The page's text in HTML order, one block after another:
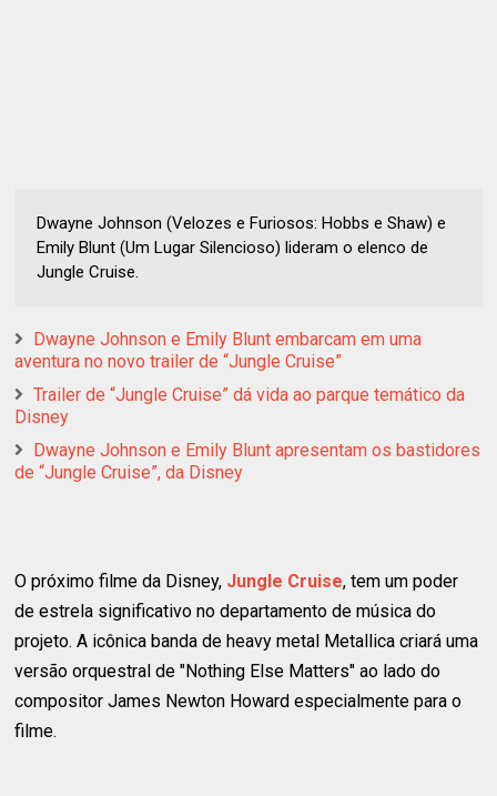
Dwayne Johnson (Velozes e Furiosos: Hobbs e Shaw) e
Emily Blunt (Um Lugar Silencioso) lideram o elenco de
Jungle Cruise.
Dwayne Johnson e Emily Blunt embarcam em uma
aventura no novo trailer de “Jungle Cruise”
Trailer de “Jungle Cruise” dá vida ao parque temático da
Disney
Dwayne Johnson e Emily Blunt apresentam os bastidores
de “Jungle Cruise”, da Disney
O próximo filme da Disney, Jungle Cruise, tem um poder
de estrela significativo no departamento de música do
projeto. A icônica banda de heavy metal Metallica criará uma
versão orquestral de "Nothing Else Matters" ao lado do
compositor James Newton Howard especialmente para o
filme.